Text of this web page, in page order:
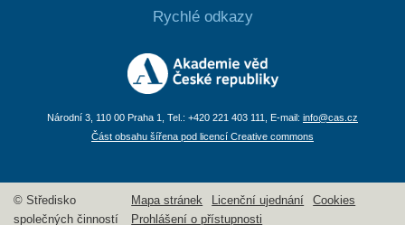
Rychlé odkazy
Národní 3, 110 00 Praha 1, Tel.: +420 221 403 111, E-mail: info@cas.cz
Část obsahu šířena pod licencí Creative commons
© Středisko
společných činností
Mapa stránek Licenční ujednání
Cookies
Prohlášení o přístupnosti